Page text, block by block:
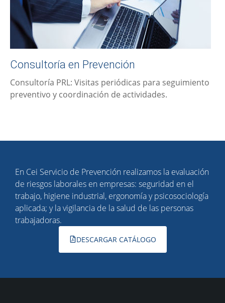
Consultoría en Prevención
Consultoría PRL: Visitas periódicas para seguimiento
preventivo y coordinación de actividades.
En Cei Servicio de Prevención realizamos la evaluación
de riesgos laborales en empresas: seguridad en el
trabajo, higiene industrial, ergonomía y psicosociología
aplicada; y la vigilancia de la salud de las personas
trabajadoras.
DESCARGAR CATÁLOGO